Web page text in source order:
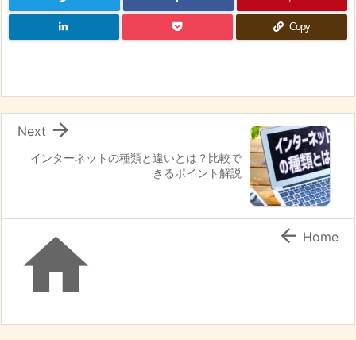
Copy
インターネットの種類と違いとは？比較で
きるポイント解説

Next
  Home